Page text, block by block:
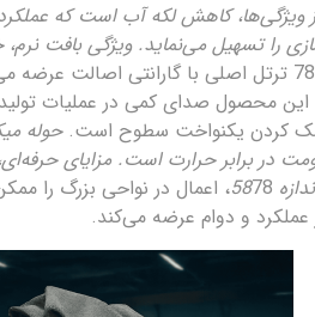
کاهش لکه آب است که
تسهیل می‌نماید. ویژگی بافت
حوله میکروفایبر آبگیر58*78 ترتل اصلی با
صدای کمی در عملیات تولید
کردن یکنواخت سطوح است.
در برابر حرارت است. مزایای
58
78، اعمال در نواحی بزرگ را